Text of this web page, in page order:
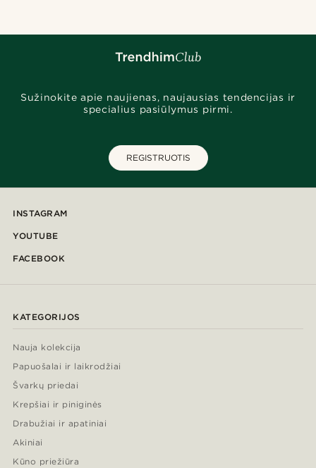
Sužinokite apie naujienas, naujausias tendencijas ir
specialius pasiūlymus pirmi.
REGISTRUOTIS
INSTAGRAM
YOUTUBE
FACEBOOK
KATEGORIJOS
Nauja kolekcija
Papuošalai ir laikrodžiai
Švarkų priedai
Krepšiai ir piniginės
Drabužiai ir apatiniai
Akiniai
Kūno priežiūra